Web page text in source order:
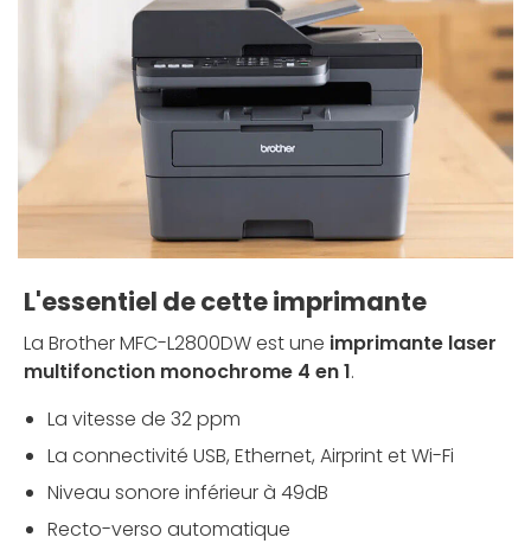
L'essentiel de cette imprimante
La Brother MFC-L2800DW est une imprimante laser
multifonction monochrome 4 en 1.
La vitesse de 32 ppm
La connectivité USB, Ethernet, Airprint et Wi-Fi
Niveau sonore inférieur à 49dB
Recto-verso automatique